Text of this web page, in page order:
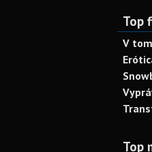
Top
V
Top